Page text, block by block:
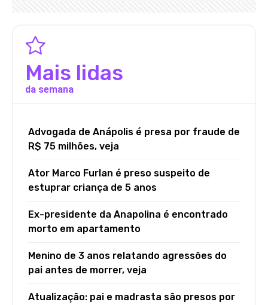
Mais lidas
da semana
Advogada de Anápolis é presa por fraude de
R$ 75 milhões, veja
Ator Marco Furlan é preso suspeito de
estuprar criança de 5 anos
Ex-presidente da Anapolina é encontrado
morto em apartamento
Menino de 3 anos relatando agressões do
pai antes de morrer, veja
Atualização: pai e madrasta são presos por